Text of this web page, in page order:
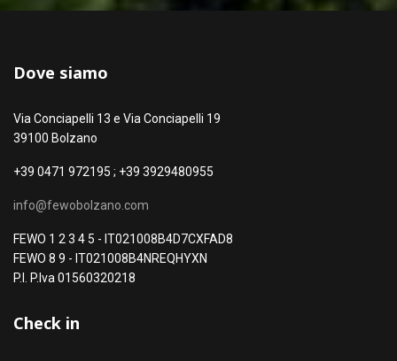
Dove siamo
Via Conciapelli 13 e Via Conciapelli 19
39100 Bolzano
+39 0471 972195 ; +39 3929480955
info@fewobolzano.com
FEWO 1 2 3 4 5 - IT021008B4D7CXFAD8
FEWO 8 9 - IT021008B4NREQHYXN
P.I. P.Iva 01560320218
Check in